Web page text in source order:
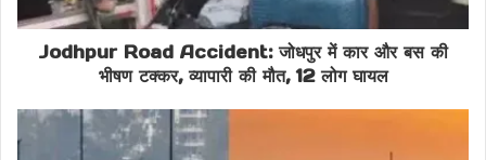
Jodhpur Road Accident: जोधपुर में कार और बस की
भीषण टक्कर, व्यापारी की मौत, 12 लोग घायल